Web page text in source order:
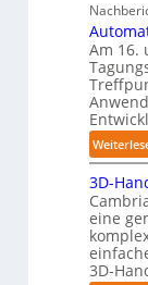
r
o
b
o
t
e
r
r
C
o
b
o
t
Am 16.
3D-
eine
3D-